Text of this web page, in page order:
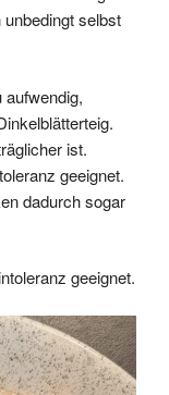
selbst
ist.
geeignet.
dadurch sogar
geeignet.